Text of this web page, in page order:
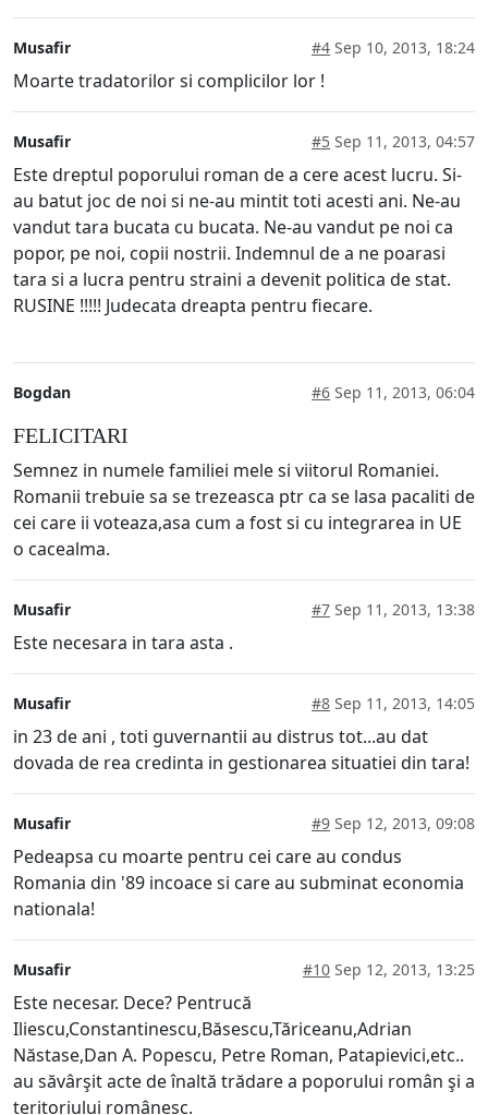
Musafir #4 Sep 10, 2013, 18:24
Moarte tradatorilor si complicilor lor !
Musafir #5 Sep 11, 2013, 04:57
Este dreptul poporului roman de a cere acest lucru. Si-
au batut joc de noi si ne-au mintit toti acesti ani. Ne-au
vandut tara bucata cu bucata. Ne-au vandut pe noi ca
popor, pe noi, copii nostrii. Indemnul de a ne poarasi
tara si a lucra pentru straini a devenit politica de stat.
RUSINE !!!!! Judecata dreapta pentru fiecare.
Bogdan #6 Sep 11, 2013, 06:04
FELICITARI
Semnez in numele familiei mele si viitorul Romaniei.
Romanii trebuie sa se trezeasca ptr ca se lasa pacaliti de
cei care ii voteaza,asa cum a fost si cu integrarea in UE
o cacealma.
Musafir #7 Sep 11, 2013, 13:38
Este necesara in tara asta .
Musafir #8 Sep 11, 2013, 14:05
in 23 de ani , toti guvernantii au distrus tot...au dat
dovada de rea credinta in gestionarea situatiei din tara!
Musafir #9 Sep 12, 2013, 09:08
Pedeapsa cu moarte pentru cei care au condus
Romania din '89 incoace si care au subminat economia
nationala!
Musafir #10 Sep 12, 2013, 13:25
Este necesar. Dece? Pentrucă
Iliescu,Constantinescu,Băsescu,Tăriceanu,Adrian
Năstase,Dan A. Popescu, Petre Roman, Patapievici,etc..
au săvârşit acte de înaltă trădare a poporului român şi a
teritoriului românesc.